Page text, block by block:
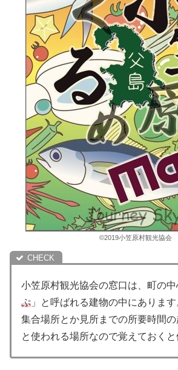
©︎2019小笠原村観光協会
小笠原村観光協会の窓口は、町の中
ぷ 」と呼ばれる建物の中にあります
集合場所とか見所までの所要時間
と使われる場所なので覚えておく